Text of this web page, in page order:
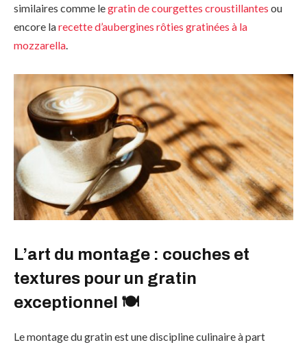
similaires comme legratin de courgettes croustillantes ou
encore larecette d’aubergines rôties gratinées à la
mozzarella
L’art du montage : couches et
textures pour un gratin
exceptionnel 🍽️
Le montage du gratin est une discipline culinaire à part